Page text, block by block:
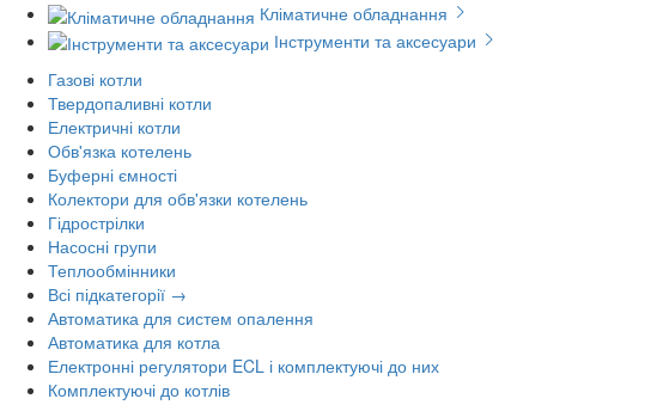
Кліматичне обладнання
Інструменти та аксесуари
Газові котли
Твердопаливні котли
Електричні котли
Обв'язка котелень
Буферні ємності
Колектори для обв'язки котелень
Гідрострілки
Насосні групи
Теплообмінники
Всі підкатегорії →
Автоматика для систем опалення
Автоматика для котла
Електронні регулятори ECL і комплектуючі до них
Комплектуючі до котлів